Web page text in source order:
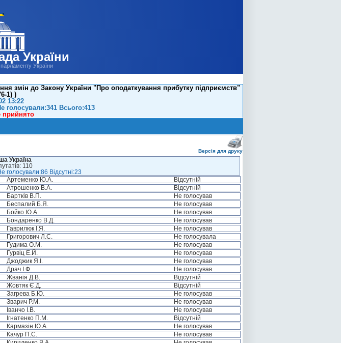
України
України
змін до Закону України "Про оподаткування прибутку підприємств"
1) )
13:22
голосували:341 Всього:413
прийнято
Версія для друку
Україна
110
Відсутні:23
Артеменко Ю.А.
Відсутній
Атрошенко В.А.
Відсутній
Бартків В.П.
Не голосував
Беспалий Б.Я.
Не голосував
Бойко Ю.А.
Не голосував
Бондаренко В.Д.
Не голосував
Гаврилюк І.Я.
Не голосував
Григорович Л.С.
Не голосувала
Гудима О.М.
Не голосував
Гурвіц Е.Й.
Не голосував
Джоджик Я.І.
Не голосував
Драч І.Ф.
Не голосував
Жванія Д.В.
Відсутній
Жовтяк Є.Д.
Відсутній
Загрева Б.Ю.
Не голосував
Зварич Р.М.
Не голосував
Іванчо І.В.
Не голосував
Ігнатенко П.М.
Відсутній
Кармазін Ю.А.
Не голосував
Качур П.С.
Не голосував